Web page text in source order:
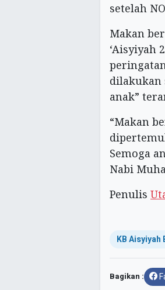
setelah
Makan
‘Aisyiyah
dilakukan
anak”
“Makan
Semoga
Nabi
Penulis
KB Aisyiyah
Bagikan :